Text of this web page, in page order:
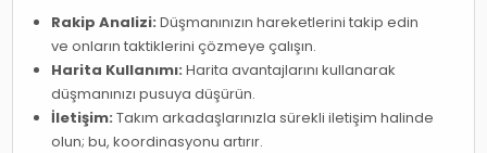
Rakip Analizi: Düşmanınızın hareketlerini takip edin
ve onların taktiklerini çözmeye çalışın.
Harita Kullanımı: Harita avantajlarını kullanarak
düşmanınızı pusuya düşürün.
İletişim: Takım arkadaşlarınızla sürekli iletişim halinde
olun; bu, koordinasyonu artırır.